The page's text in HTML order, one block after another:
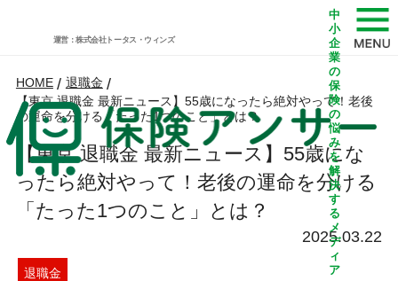
運営：株式会社トータス・ウィンズ
中
小
企
業
の
保
険
の
悩
み
を
解
決
す
る
メ
デ
ィ
ア
HOME / 退職金 /
【東京 退職金 最新ニュース】55歳になったら絶対やって！老後
の運命を分ける「たった1つのこと」とは？
【東京 退職金 最新ニュース】55歳にな
ったら絶対やって！老後の運命を分ける
「たった1つのこと」とは？
2025.03.22
退職金